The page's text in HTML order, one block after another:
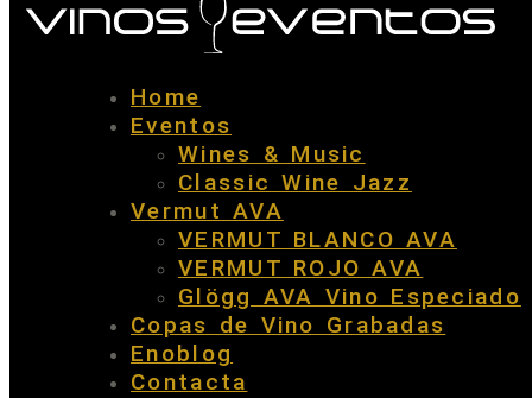
Home
Eventos
Wines & Music
Classic Wine Jazz
Vermut AVA
VERMUT BLANCO AVA
VERMUT ROJO AVA
Glögg AVA Vino Especiado
Copas de Vino Grabadas
Enoblog
Contacta